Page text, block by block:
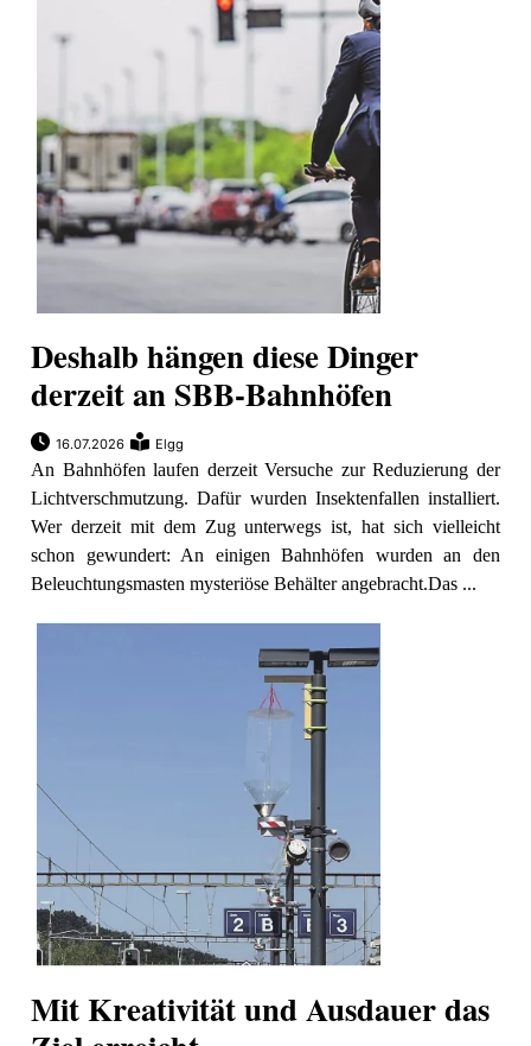
Deshalb hängen diese Dinger
derzeit an SBB-Bahnhöfen
16.07.2026 Elgg
An Bahnhöfen laufen derzeit Versuche zur Reduzierung der
Lichtverschmutzung. Dafür wurden Insektenfallen installiert.
Wer derzeit mit dem Zug unterwegs ist, hat sich vielleicht
schon gewundert: An einigen Bahnhöfen wurden an den
Beleuchtungsmasten mysteriöse Behälter angebracht.Das ...
Mit Kreativität und Ausdauer das